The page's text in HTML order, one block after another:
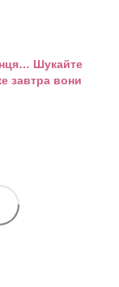
Шукайте
завтра вони